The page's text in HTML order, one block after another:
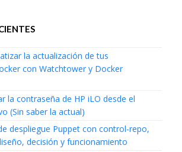
la actualización de tus
con Watchtower y Docker
la contraseña de HP iLO desde el
(Sin saber la actual)
despliegue Puppet con control-repo,
decisión y funcionamiento